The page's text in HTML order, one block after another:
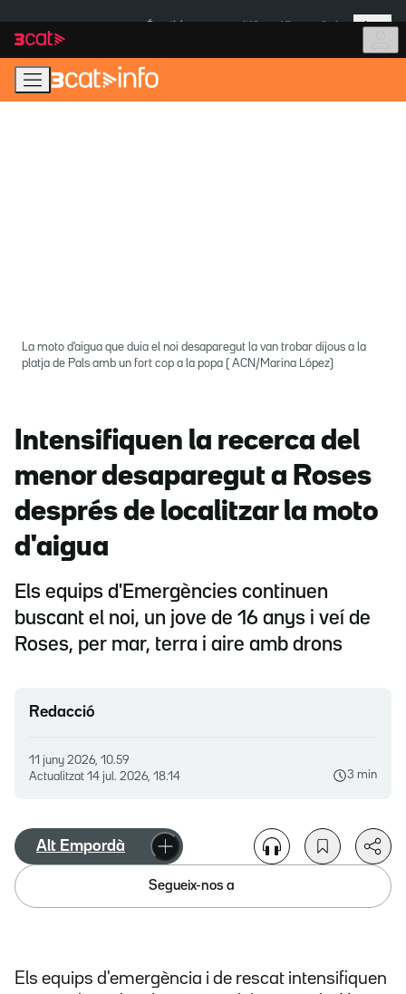
navegació
principal
contingut
Més
La moto d'aigua que duia el noi desaparegut la van trobar dijous a la
platja de Pals amb un fort cop a la popa ( ACN/Marina López)
Intensifiquen la recerca del
menor desaparegut a Roses
després de localitzar la moto
d'aigua
Els equips d'Emergències continuen
buscant el noi, un jove de 16 anys i veí de
Roses, per mar, terra i aire amb drons
Redacció
11 juny 2026, 10.59
Actualitzat 14 jul. 2026, 18.14 3 min
Alt Empordà
Segueix-nos a
Els equips d'emergència i de rescat intensifiquen